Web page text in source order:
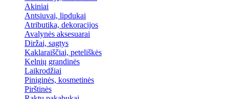
Akiniai
Antsiuvai, lipdukai
Atributika, dekoracijos
Avalynės aksesuarai
Diržai, sagtys
Kaklaraiščiai, peteliškės
Kelnių grandinės
Laikrodžiai
Piniginės, kosmetinės
Pirštinės